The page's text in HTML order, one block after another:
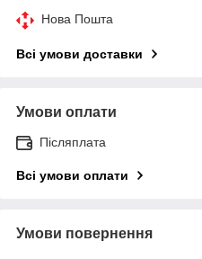
Нова Пошта
Всі умови доставки
Умови оплати
Післяплата
Всі умови оплати
Умови повернення